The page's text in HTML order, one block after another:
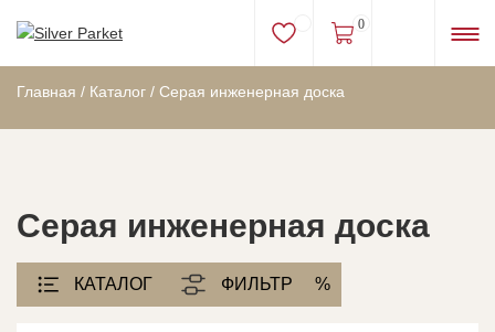
0
Главная / Каталог / Серая инженерная доска
Серая инженерная доска
КАТАЛОГ ФИЛЬТР %